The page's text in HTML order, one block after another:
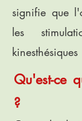
signifie que
les
kinesthésiques
Qu'est-ce
?